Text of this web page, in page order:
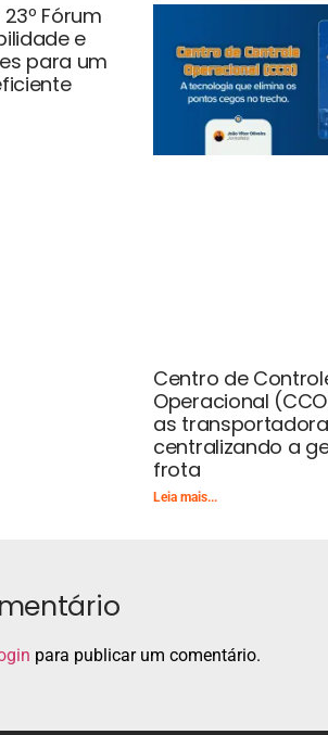
Fórum
e
para um
Centro de
Operacional
as
centralizando a
frota
Leia mais...
para publicar um comentário.